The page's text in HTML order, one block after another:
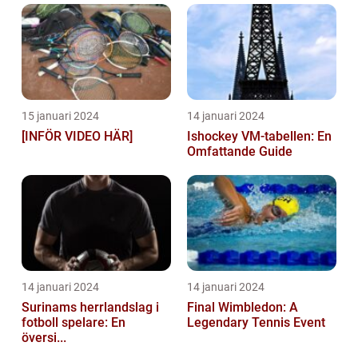
15 januari 2024
[INFÖR VIDEO HÄR]
14 januari 2024
Ishockey VM-tabellen: En
Omfattande Guide
14 januari 2024
Surinams herrlandslag i
fotboll spelare: En
översi...
14 januari 2024
Final Wimbledon: A
Legendary Tennis Event